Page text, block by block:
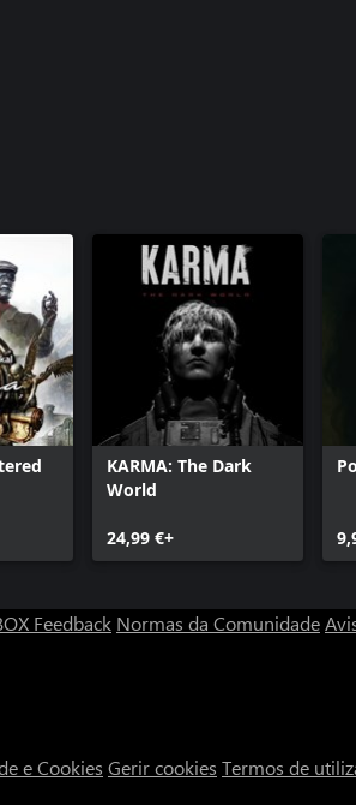
KARMA: The Dark
World
24,99 €+
Feedback Normas da Comunidade
e Cookies Gerir cookies Termos de